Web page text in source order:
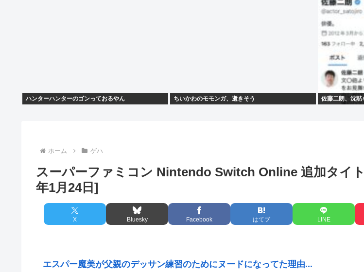
ハンターハンターのゴンっておるやん ちいかわのモモンガ、逝きそう 佐藤二朗、沈
ホーム ゲハ
スーパーファミコン Nintendo Switch Online 追加タイ
年1月24日]
X Bluesky Facebook はてブ LINE
エスパー魔美が父親のデッサン練習のためにヌードになってた理由...